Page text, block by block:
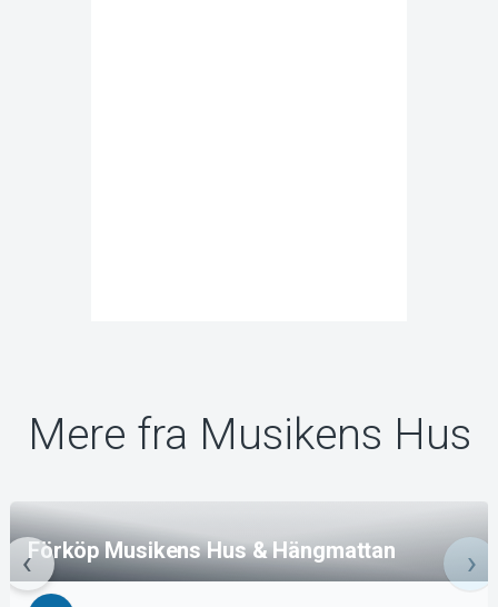
Mere fra Musikens Hus
Förköp Musikens Hus & Hängmattan